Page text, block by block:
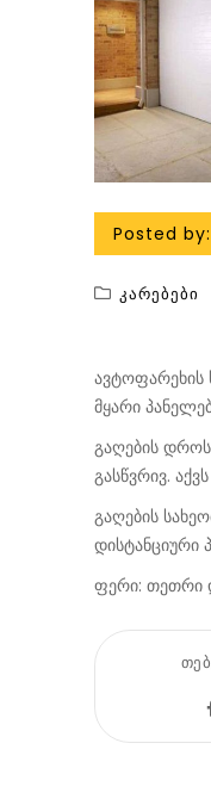
Posted by:
Კარებები
ავტოფარეხის
მყარი
გაღების
გასწვრივ.
გაღების
დისტანციური
ფერი: თეთრი